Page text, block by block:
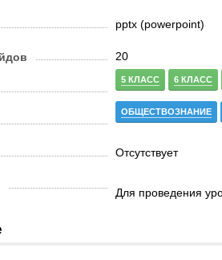
pptx (powerpoint)
20
5 КЛАСС 6 КЛАСС
ОБЩЕСТВОЗНАНИЕ
Отсутствует
Для проведения